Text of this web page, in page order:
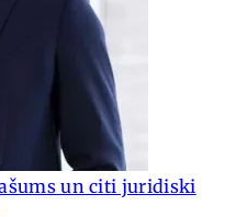
un citi juridiski